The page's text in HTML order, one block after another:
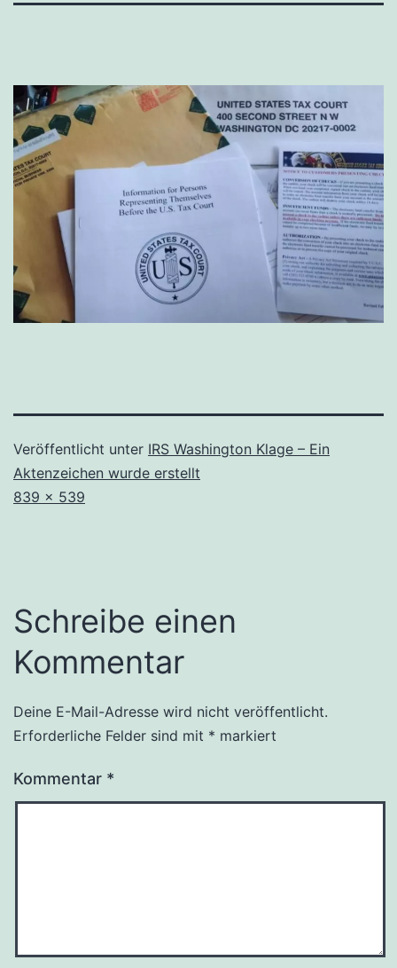
Veröffentlicht unter IRS Washington Klage – Ein
Aktenzeichen wurde erstellt
Originalgröße
839 × 539
Schreibe einen
Kommentar
Deine E-Mail-Adresse wird nicht veröffentlicht.
Erforderliche Felder sind mit * markiert
Kommentar *